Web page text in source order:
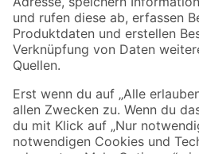
Zahlungsarten
Sicher einkaufen
Jetzt die toom-App herunterladen